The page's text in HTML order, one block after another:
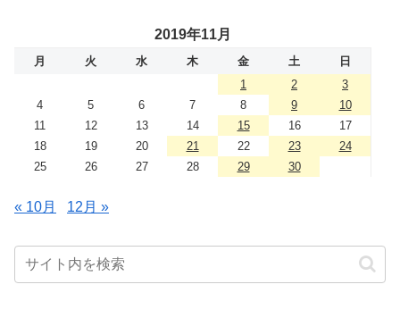
2019年11月
月 火 水 木 金 土
日
1
2
3
4
5 6 7 8 9
10
11
12 13 14 15 16
17
18
19 20 21 22 23
24
25
26 27 28 29 30
« 10月 12月 »